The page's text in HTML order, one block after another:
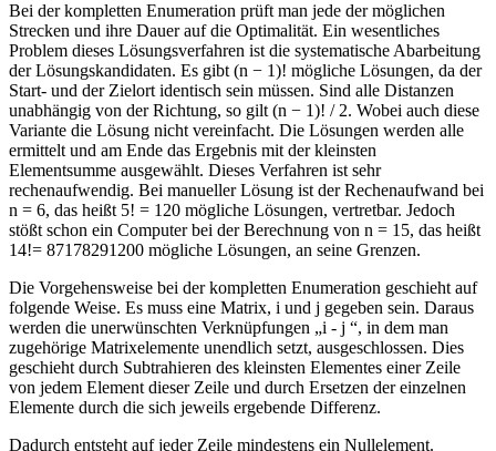
Bei der kompletten Enumeration prüft man jede der möglichen
Strecken und ihre Dauer auf die Optimalität. Ein wesentliches
Problem dieses Lösungsverfahren ist die systematische Abarbeitung
der Lösungskandidaten. Es gibt (n − 1)! mögliche Lösungen, da der
Start- und der Zielort identisch sein müssen. Sind alle Distanzen
unabhängig von der Richtung, so gilt (n − 1)! / 2. Wobei auch diese
Variante die Lösung nicht vereinfacht. Die Lösungen werden alle
ermittelt und am Ende das Ergebnis mit der kleinsten
Elementsumme ausgewählt. Dieses Verfahren ist sehr
rechenaufwendig. Bei manueller Lösung ist der Rechenaufwand bei
n = 6, das heißt 5! = 120 mögliche Lösungen, vertretbar. Jedoch
stößt schon ein Computer bei der Berechnung von n = 15, das heißt
14!= 87178291200 mögliche Lösungen, an seine Grenzen.
Die Vorgehensweise bei der kompletten Enumeration geschieht auf
folgende Weise. Es muss eine Matrix, i und j gegeben sein. Daraus
werden die unerwünschten Verknüpfungen „i - j “, in dem man
zugehörige Matrixelemente unendlich setzt, ausgeschlossen. Dies
geschieht durch Subtrahieren des kleinsten Elementes einer Zeile
von jedem Element dieser Zeile und durch Ersetzen der einzelnen
Elemente durch die sich jeweils ergebende Differenz.
Dadurch entsteht auf jeder Zeile mindestens ein Nullelement.